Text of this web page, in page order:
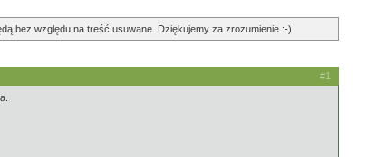
bez względu na treść usuwane. Dziękujemy za zrozumienie :-)
#1